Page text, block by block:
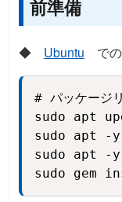
前準備
◆ Ubuntu で
# パッケージ
sudo apt
sudo apt
sudo apt -
sudo gem